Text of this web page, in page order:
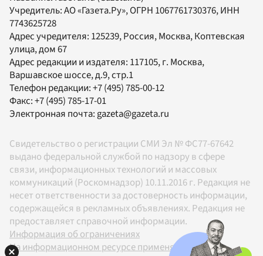
Учредитель:АО «Газета.Ру», ОГРН 1067761730376, ИНН
7743625728
Адрес учредителя: 125239, Россия, Москва, Коптевская
улица, дом 67
Адрес редакции и издателя: 117105, г. Москва,
Варшавское шоссе, д.9, стр.1
Телефон редакции:+7 (495) 785-00-12
Факс:+7 (495) 785-17-01
Электронная почта:gazeta@gazeta.ru
Свидетельство о регистрации СМИ Эл № ФС77-67642
выдано федеральной службой по надзору в сфере
связи, информационных технологий и массовых
коммуникаций (Роскомнадзор) 10.11.2016 г. Редакция не
несет ответственности за достоверность информации,
содержащейся в рекламных объявлениях. Редакция не
предоставляет справочной информации.
Информация об ограничениях
На информационном ресурсе применяются